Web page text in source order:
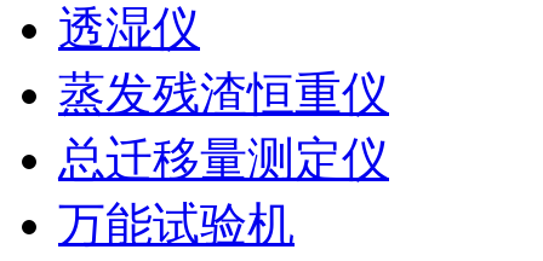
透湿仪
蒸发残渣恒重仪
总迁移量测定仪
万能试验机